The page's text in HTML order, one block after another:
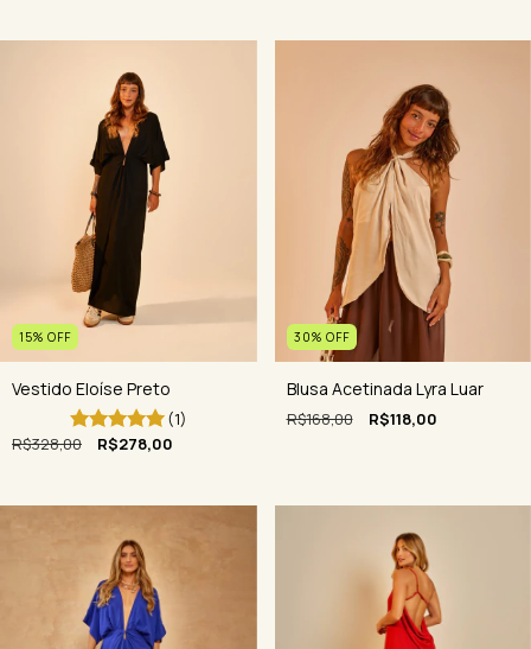
15% OFF
Vestido Eloíse Preto
(1)
R$328,00
R$278,00
30% OFF
Blusa Acetinada Lyra Luar
R$168,00 R$118,00